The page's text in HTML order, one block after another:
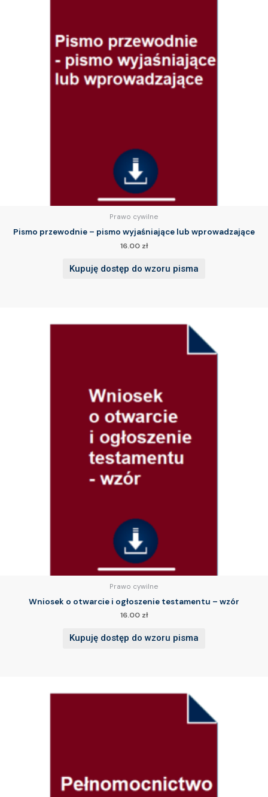
Prawo cywilne
Pismo przewodnie – pismo wyjaśniające lub wprowadzające
16.00 zł
Kupuję dostęp do wzoru pisma
Prawo cywilne
Wniosek o otwarcie i ogłoszenie testamentu – wzór
16.00 zł
Kupuję dostęp do wzoru pisma